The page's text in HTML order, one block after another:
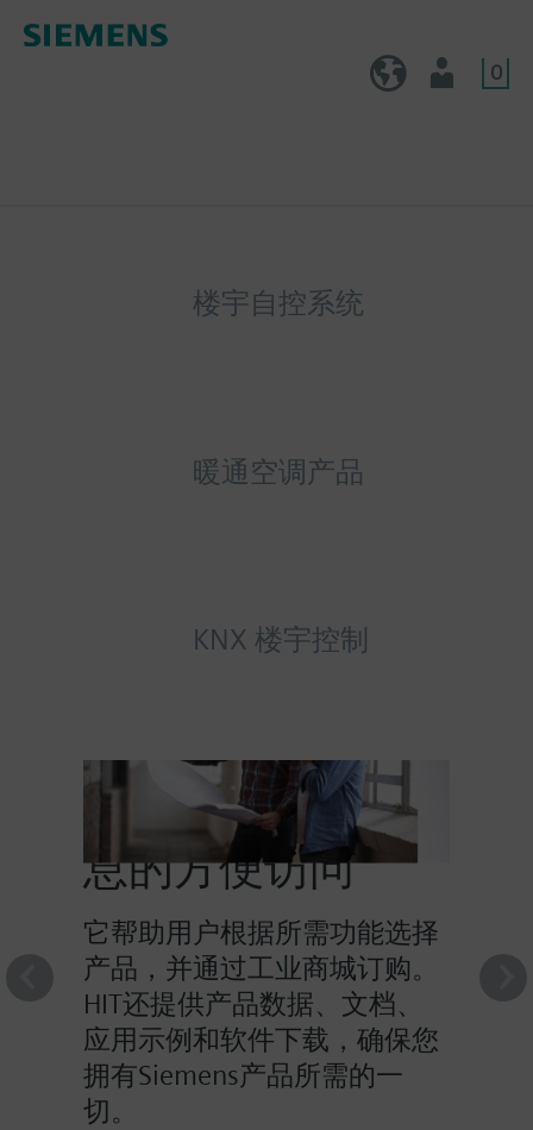
0
楼宇自控系统
暖通空调产品
KNX 楼宇控制
HIT提供对产品信
息的方便访问
它帮助用户根据所需功能选择
产品，并通过工业商城订购。
HIT还提供产品数据、文档、
应用示例和软件下载，确保您
拥有Siemens产品所需的一
切。